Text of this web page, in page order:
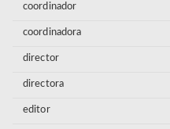
coordinador
coordinadora
director
directora
editor